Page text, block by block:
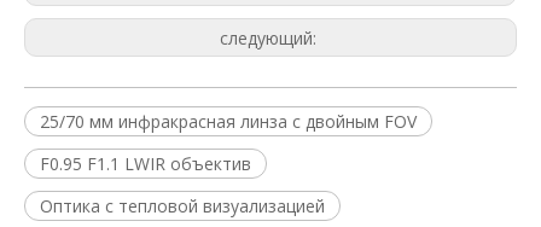
следующий:
25/70 мм инфракрасная линза с двойным FOV
F0.95 F1.1 LWIR объектив
Оптика с тепловой визуализацией